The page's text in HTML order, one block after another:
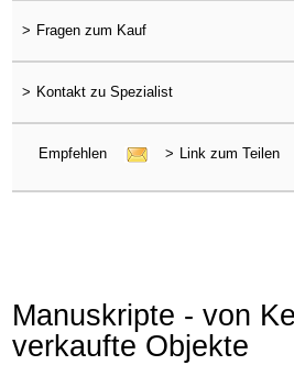
> Fragen zum Kauf
> Kontakt zu Spezialist
Empfehlen > Link zum Teilen
Manuskripte - von
verkaufte Objekte